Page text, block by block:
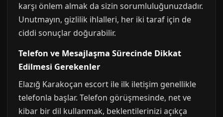
karşı önlem almak da sizin sorumluluğunuzdadır.
Unutmayın, gizlilik ihlalleri, her iki taraf için de
ciddi sonuçlar doğurabilir.
Telefon ve Mesajlaşma Sürecinde Dikkat
Edilmesi Gerekenler
Elazığ Karakoçan escort ile ilk iletişim genellikle
telefonla başlar. Telefon görüşmesinde, net ve
kibar bir dil kullanmak, beklentilerinizi açıkça